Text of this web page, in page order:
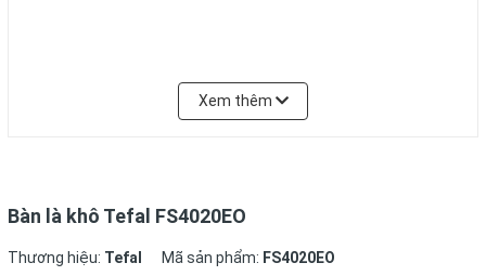
Xem thêm
Bàn là khô Tefal FS4020EO
Thương hiệu: Tefal Mã sản phẩm: FS4020EO